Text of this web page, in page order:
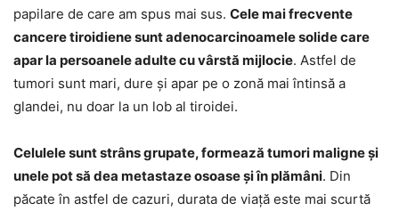
papilare de care am spus mai sus. Cele mai frecvente
cancere tiroidiene sunt adenocarcinoamele solide care
apar la persoanele adulte cu vârstă mijlocie. Astfel de
tumori sunt mari, dure și apar pe o zonă mai întinsă a
glandei, nu doar la un lob al tiroidei.
Celulele sunt strâns grupate, formează tumori maligne și
unele pot să dea metastaze osoase și în plămâni. Din
păcate în astfel de cazuri, durata de viață este mai scurtă